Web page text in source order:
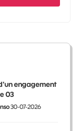
engagement
03
30-07-2026